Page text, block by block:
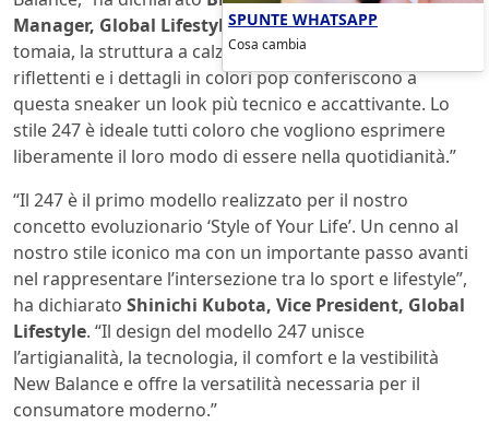
Manager, Global Lifestyle. “Il mesh leggero della
tomaia, la struttura a calzino in neoprene, gli inserti
riflettenti e i dettagli in colori pop conferiscono a
questa sneaker un look più tecnico e accattivante. Lo
stile 247 è ideale tutti coloro che vogliono esprimere
liberamente il loro modo di essere nella quotidianità.”
“Il 247 è il primo modello realizzato per il nostro
concetto evoluzionario ‘Style of Your Life’. Un cenno al
nostro stile iconico ma con un importante passo avanti
nel rappresentare l’intersezione tra lo sport e lifestyle”,
ha dichiarato Shinichi Kubota, Vice President, Global
Lifestyle. “Il design del modello 247 unisce
l’artigianalità, la tecnologia, il comfort e la vestibilità
New Balance e offre la versatilità necessaria per il
consumatore moderno.”
SPUNTE WHATSAPP
Cosa cambia